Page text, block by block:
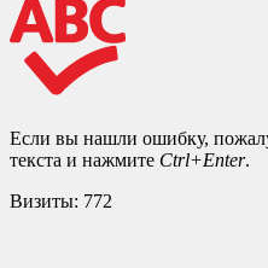
Если вы нашли ошибку,
текста и нажмите Ctrl+Enter.
Визиты: 772